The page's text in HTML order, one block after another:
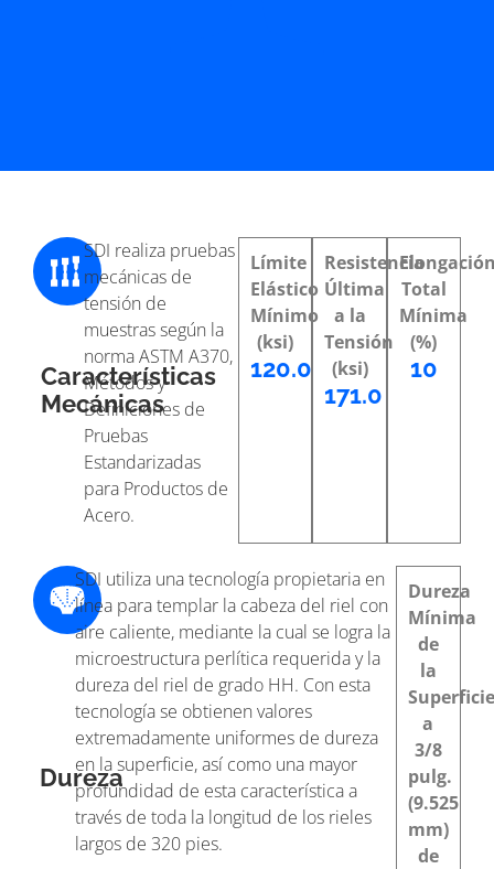
Características
Mecánicas
SDI realiza pruebas
mecánicas de
tensión de
muestras según la
norma ASTM A370,
Métodos y
Definiciones de
Pruebas
Estandarizadas
para Productos de
Acero.
Límite
Elástico
Mínimo
(ksi)
120.0
Resistencia
Última
a la
Tensión
(ksi)
171.0
Total
Mínima
(%)
10
Dureza
SDI utiliza una tecnología propietaria en
línea para templar la cabeza del riel con
aire caliente, mediante la cual se logra la
microestructura perlítica requerida y la
dureza del riel de grado HH. Con esta
tecnología se obtienen valores
extremadamente uniformes de dureza
en la superficie, así como una mayor
profundidad de esta característica a
través de toda la longitud de los rieles
largos de 320 pies.
Dureza
Mínima
de
la
Superficie
a
3/8
pulg.
(9.525
mm)
de